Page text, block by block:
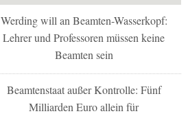
Werding will an Beamten-Wasserkopf:
Lehrer und Professoren müssen keine
Beamten sein
Beamtenstaat außer Kontrolle: Fünf
Milliarden Euro allein für